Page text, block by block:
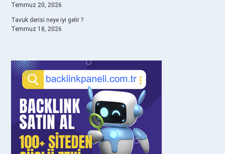
Temmuz 20, 2026
Tavuk derisi neye iyi gelir ?
Temmuz 18, 2026